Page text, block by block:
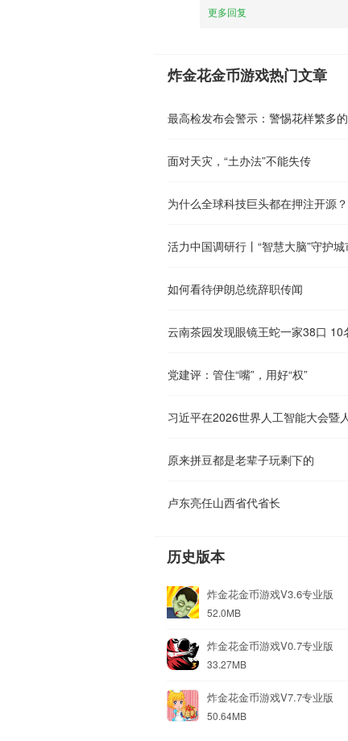
更多回复
炸金花金币游戏热门文章
最高检发布会警示：警惕花样繁多
​面对天灾，“土办法”不能失传
为什么全球科技巨头都在押注开源？
活力中国调研行丨“智慧大脑”守护
如何看待伊朗总统辞职传闻
党建评：管住“嘴”，用好“权”
原来拼豆都是老辈子玩剩下的
卢东亮任山西省代省长
历史版本
炸金花金币游戏V3.6专业版
52.0MB
炸金花金币游戏V0.7专业版
33.27MB
炸金花金币游戏V7.7专业版
50.64MB